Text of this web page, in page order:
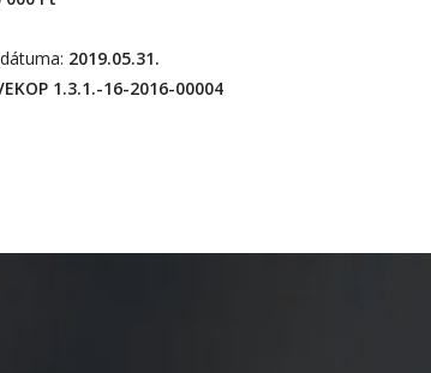
2019.05.31.
1.3.1.-16-2016-00004